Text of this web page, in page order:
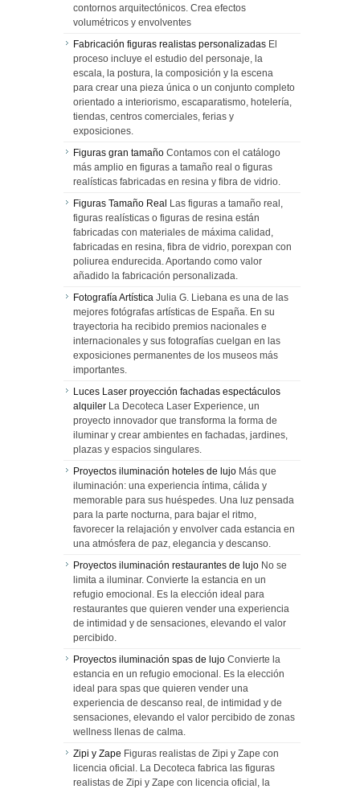
contornos arquitectónicos. Crea efectos
volumétricos y envolventes
Fabricación figuras realistas personalizadas El
proceso incluye el estudio del personaje, la
escala, la postura, la composición y la escena
para crear una pieza única o un conjunto completo
orientado a interiorismo, escaparatismo, hotelería,
tiendas, centros comerciales, ferias y
exposiciones.
Figuras gran tamaño Contamos con el catálogo
más amplio en figuras a tamaño real o figuras
realísticas fabricadas en resina y fibra de vidrio.
Figuras Tamaño Real Las figuras a tamaño real,
figuras realísticas o figuras de resina están
fabricadas con materiales de máxima calidad,
fabricadas en resina, fibra de vidrio, porexpan con
poliurea endurecida. Aportando como valor
añadido la fabricación personalizada.
Fotografía Artística Julia G. Liebana es una de las
mejores fotógrafas artísticas de España. En su
trayectoria ha recibido premios nacionales e
internacionales y sus fotografías cuelgan en las
exposiciones permanentes de los museos más
importantes.
Luces Laser proyección fachadas espectáculos
alquiler La Decoteca Laser Experience, un
proyecto innovador que transforma la forma de
iluminar y crear ambientes en fachadas, jardines,
plazas y espacios singulares.
Proyectos iluminación hoteles de lujo Más que
iluminación: una experiencia íntima, cálida y
memorable para sus huéspedes. Una luz pensada
para la parte nocturna, para bajar el ritmo,
favorecer la relajación y envolver cada estancia en
una atmósfera de paz, elegancia y descanso.
Proyectos iluminación restaurantes de lujo No se
limita a iluminar. Convierte la estancia en un
refugio emocional. Es la elección ideal para
restaurantes que quieren vender una experiencia
de intimidad y de sensaciones, elevando el valor
percibido.
Proyectos iluminación spas de lujo Convierte la
estancia en un refugio emocional. Es la elección
ideal para spas que quieren vender una
experiencia de descanso real, de intimidad y de
sensaciones, elevando el valor percibido de zonas
wellness llenas de calma.
Zipi y Zape Figuras realistas de Zipi y Zape con
licencia oficial. La Decoteca fabrica las figuras
realistas de Zipi y Zape con licencia oficial, la